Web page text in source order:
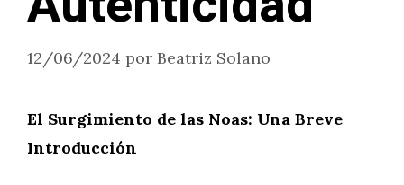
12/06/2024 por Beatriz Solano
El Surgimiento de las Noas: Una Breve
Introducción